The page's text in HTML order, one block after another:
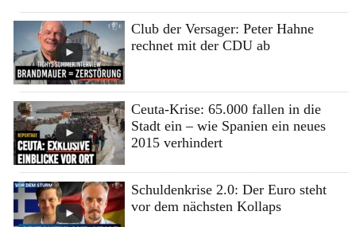
Club der Versager: Peter Hahne
rechnet mit der CDU ab
Ceuta-Krise: 65.000 fallen in die
Stadt ein – wie Spanien ein neues
2015 verhindert
Schuldenkrise 2.0: Der Euro steht
vor dem nächsten Kollaps